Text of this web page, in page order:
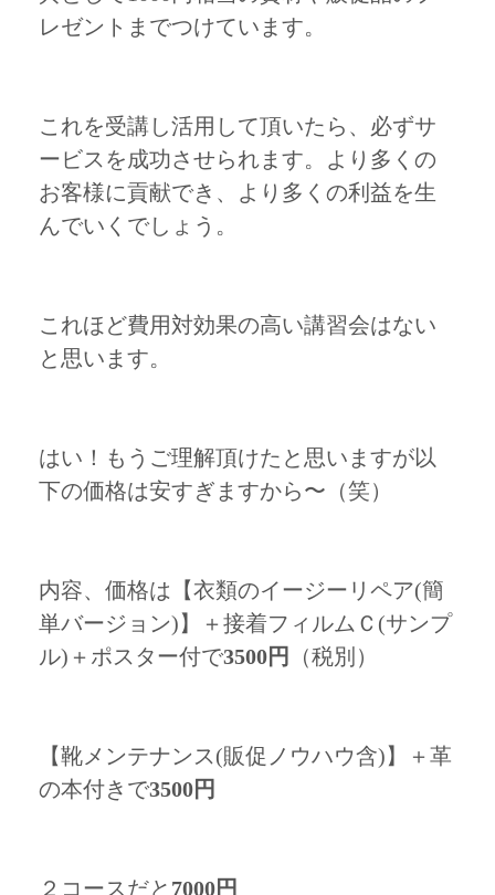
レゼントまでつけています。
これを受講し活用して頂いたら、必ずサ
ービスを成功させられます。より多くの
お客様に貢献でき、より多くの利益を生
んでいくでしょう。
これほど費用対効果の高い講習会はない
と思います。
はい！もうご理解頂けたと思いますが以
下の価格は安すぎますから〜（笑）
内容、価格は【衣類のイージーリペア(簡
単バージョン)】＋接着フィルムＣ(サンプ
ル)＋ポスター付で3500円 （税別）
【靴メンテナンス(販促ノウハウ含)】＋革
の本付きで3500円
２コースだと 7000円